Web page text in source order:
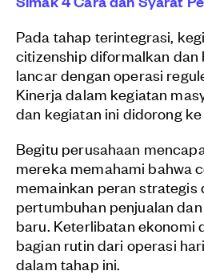
Pada tahap terintegrasi,
citizenship diformalkan dan
lancar dengan operasi
Kinerja dalam kegiatan
dan kegiatan ini didorong ke
Begitu perusahaan
mereka memahami bahwa
memainkan peran strategis
pertumbuhan penjualan
baru. Keterlibatan ekonomi
bagian rutin dari operasi
dalam tahap ini.